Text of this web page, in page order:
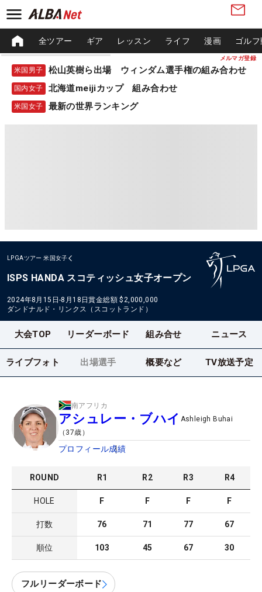
メルマガ登録
全ツアー ギア レッスン ライフ 漫画 ゴル
米国男子 松山英樹ら出場 ウィンダム選手権の組み合わせ
国内女子 北海道meijiカップ 組み合わせ
米国女子 最新の世界ランキング
LPGAツアー 米国女子
ISPS HANDA スコティッシュ女子オープン
2024年8月15日-8月18日賞金総額 $2,000,000
ダンドナルド・リンクス（スコットランド）
大会TOP リーダーボード 組み合せ ニュース
ライブフォト 出場選手 概要など TV放送予定
南アフリカ
アシュレー・ブハイ Ashleigh Buhai
（ 37歳）
プロフィール成績
ROUND R1 R2 R3 R4
HOLE F F F F
打数 76 71 77 67
順位 103 45 67 30
フルリーダーボード